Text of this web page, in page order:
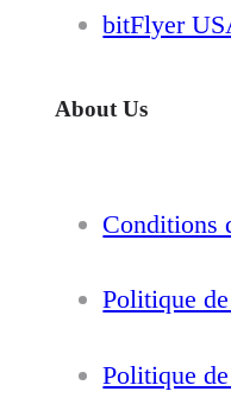
bitFlyer
About Us
Conditions
Politique
Politique